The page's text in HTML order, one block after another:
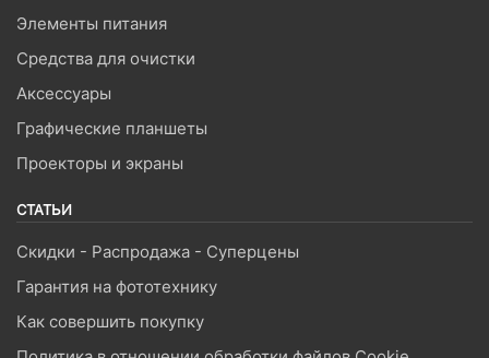
Элементы питания
Средства для очистки
Аксессуары
Графические планшеты
Проекторы и экраны
СТАТЬИ
Скидки - Распродажа - Суперцены
Гарантия на фототехнику
Как совершить покупку